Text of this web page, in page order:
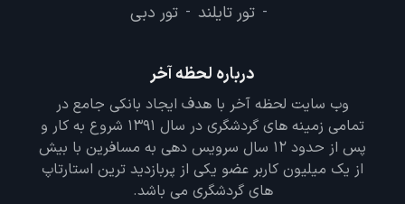
- تور تایلند - تور دبی
درباره لحظه آخر
وب سایت لحظه آخر با هدف ایجاد بانکی جامع در
تمامی زمینه های گردشگری در سال 1391 شروع به کار و
پس از حدود 12 سال سرویس دهی به مسافرین با بیش
از یک میلیون کاربر عضو یکی از پربازدید ترین استارتاپ
های گردشگری می باشد.